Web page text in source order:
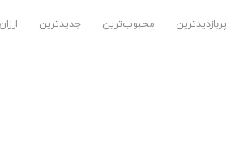
پربازدیدترین محبوب‌ترین جدیدترین